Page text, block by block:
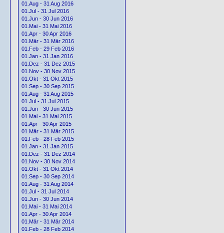
01.Aug - 31 Aug 2016
01.Jul - 31 Jul 2016
01.Jun - 30 Jun 2016
01.Mai - 31 Mai 2016
01.Apr - 30 Apr 2016
01.Mär - 31 Mär 2016
01.Feb - 29 Feb 2016
01.Jan - 31 Jan 2016
01.Dez - 31 Dez 2015
01.Nov - 30 Nov 2015
01.Okt - 31 Okt 2015
01.Sep - 30 Sep 2015
01.Aug - 31 Aug 2015
01.Jul - 31 Jul 2015
01.Jun - 30 Jun 2015
01.Mai - 31 Mai 2015
01.Apr - 30 Apr 2015
01.Mär - 31 Mär 2015
01.Feb - 28 Feb 2015
01.Jan - 31 Jan 2015
01.Dez - 31 Dez 2014
01.Nov - 30 Nov 2014
01.Okt - 31 Okt 2014
01.Sep - 30 Sep 2014
01.Aug - 31 Aug 2014
01.Jul - 31 Jul 2014
01.Jun - 30 Jun 2014
01.Mai - 31 Mai 2014
01.Apr - 30 Apr 2014
01.Mär - 31 Mär 2014
01.Feb - 28 Feb 2014